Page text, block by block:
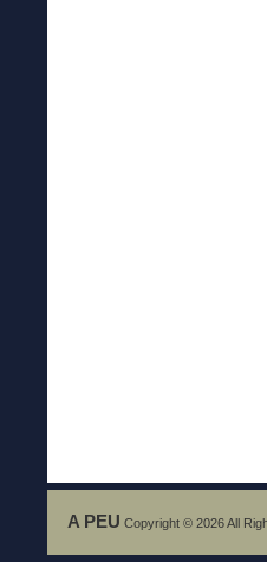
A PEU Copyright © 2026 All